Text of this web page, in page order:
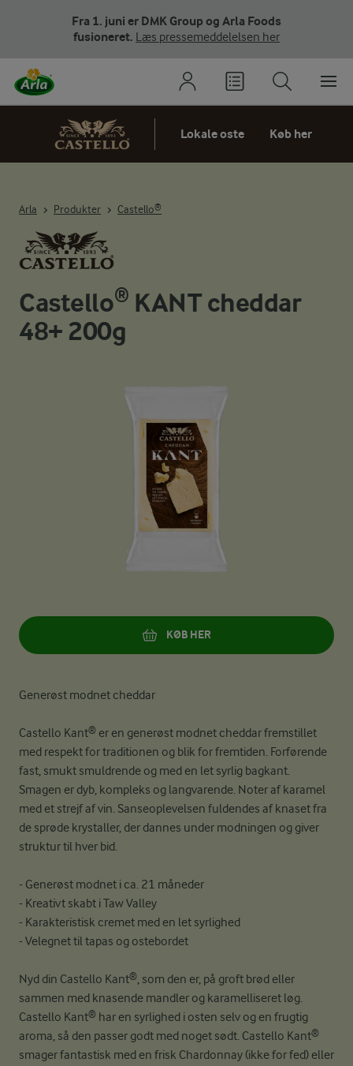
Fra 1. juni er DMK Group og Arla Foods
fusioneret. Læs pressemeddelelsen her
Lokale oste Køb her
Arla Produkter Castello®
Castello® KANT cheddar
48+ 200g
KØB HER
Generøst modnet cheddar
Castello Kant® er en generøst modnet cheddar fremstillet
med respekt for traditionen og blik for fremtiden. Forførende
fast, smukt smuldrende og med en let syrlig bagkant.
Smagen er dyb, kompleks og langvarende. Noter af karamel
med et strejf af vin. Sanseoplevelsen fuldendes af knaset fra
de sprøde krystaller, der dannes under modningen og giver
struktur til hver bid.
- Generøst modnet i ca. 21 måneder
- Kreativt skabt i Taw Valley
- Karakteristisk cremet med en let syrlighed
- Velegnet til tapas og ostebordet
Nyd din Castello Kant®, som den er, på groft brød eller
sammen med knasende mandler og karamelliseret løg.
Castello Kant® har en syrlighed i osten selv og en frugtig
aroma, så den passer godt med noget sødt. Castello Kant®
smager fantastisk med en frisk Chardonnay (ikke for fed) eller